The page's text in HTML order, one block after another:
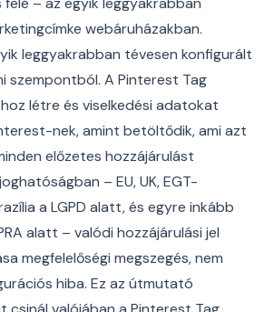
webáruházakban.
leggyakrabban tévesen konfigurált
szempontból. A Pinterest Tag
létre és viselkedési adatokat
nek, amint betöltődik, ami azt
előzetes hozzájárulást
– EU, UK, EGT-
a LGPD alatt, és egyre inkább
alatt – valódi hozzájárulási jel
megfelelőségi megszegés, nem
hiba. Ez az útmutató